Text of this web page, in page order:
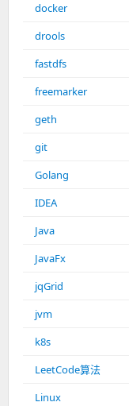
docker
drools
fastdfs
freemarker
geth
git
Golang
IDEA
Java
JavaFx
jqGrid
jvm
k8s
LeetCode算法
Linux